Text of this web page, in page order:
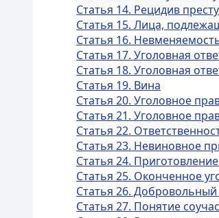
Статья 14. Рецидив
Статья 15. Лица,
Статья 16.
Статья 17. Уголовная
Статья 18. Уголовная
Статья 19. Вина
Статья 20. Уголовное
Статья 21. Уголовное
Статья 22.
Статья 23. Невиновное
Статья 24.
Статья 25. Оконченное
Статья 26.
Статья 27. Понятие